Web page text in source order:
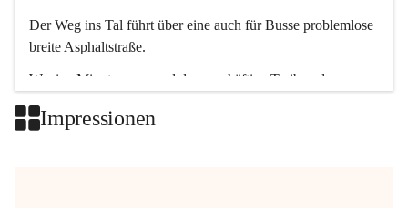
Der Weg ins Tal führt über eine auch für Busse problemlose
breite Asphaltstraße.
Wenige Minuten nur, und das geschäftige Treiben der
Impressionen